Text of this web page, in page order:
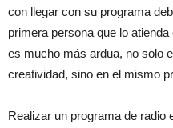
con llegar con su programa
primera persona que lo
es mucho más ardua, no solo
creatividad, sino en el mismo
Realizar un programa de radio